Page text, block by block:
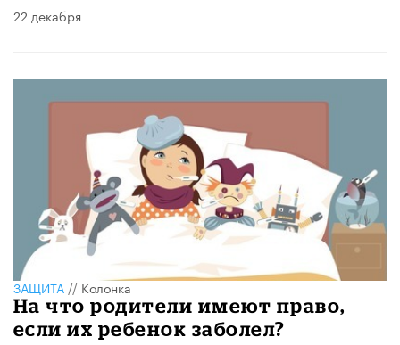
22 декабря
ЗАЩИТА // Колонка
На что родители имеют право,
если их ребенок заболел?